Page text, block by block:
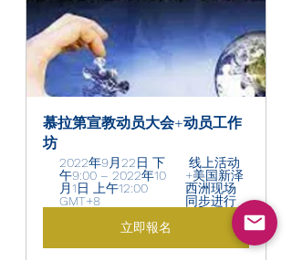
慕拉第宣教动员大会+动员工作
坊
2022年9月22日 下
午9:00 – 2022年10
月1日 上午12:00
GMT+8
线上活动
+美国新泽
西洲现场
同步进行
立即報名